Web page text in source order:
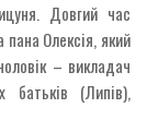
Довгий час
Олексія, який
– викладач
батьків (Липів),